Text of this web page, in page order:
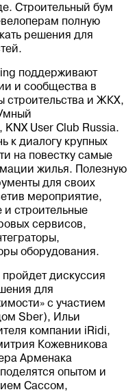
Строительный бум
полную
решения для
поддерживают
и сообщества в
строительства и ЖКХ,
User Club Russia.
к диалогу крупных
на повестку самые
жилья. Полезную
для своих
мероприятие,
и строительные
сервисов,
оборудования.
дискуссия
для
с участием
Sber), Ильи
компании iRidi,
Кожевникова
Арменака
опытом и
Сассом,